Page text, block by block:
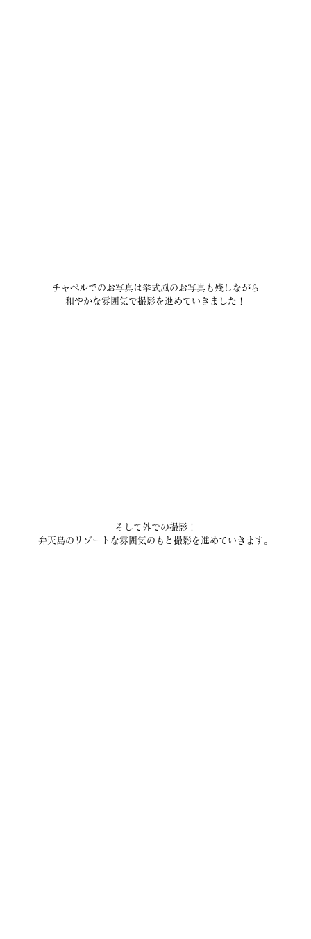
チャペルでのお写真は挙式風のお写真も残しながら
和やかな雰囲気で撮影を進めていきました！
そして外での撮影！
弁天島のリゾートな雰囲気のもと撮影を進めていきます。